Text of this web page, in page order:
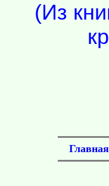
(Из
Главная